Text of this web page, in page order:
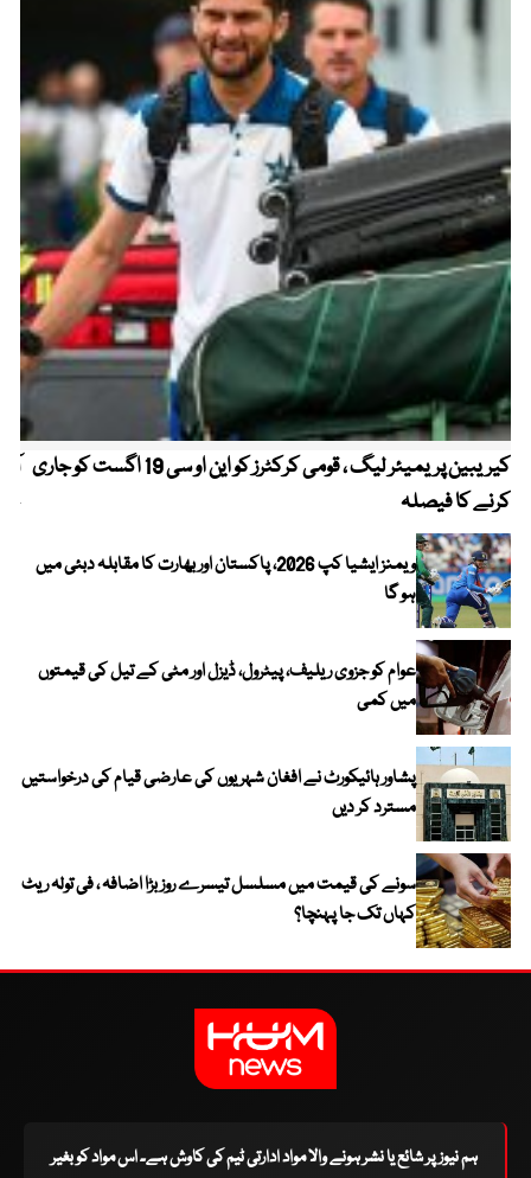
کیریبین پریمیئر لیگ ، قومی کرکٹرز کو این او سی 19 اگست کو جاری
کرنے کا فیصلہ
ویمنز ایشیا کپ 2026، پاکستان اور بھارت کا مقابلہ دبئی میں
ہو گا
عوام کو جزوی ریلیف، پیٹرول، ڈیزل اور مٹی کے تیل کی قیمتوں
میں کمی
پشاور ہائیکورٹ نے افغان شہریوں کی عارضی قیام کی درخواستیں
مسترد کر دیں
سونے کی قیمت میں مسلسل تیسرے روز بڑا اضافہ ، فی تولہ ریٹ
کہاں تک جا پہنچا؟
ہم نیوز پر شائع یا نشر ہونے والا مواد ادارتی ٹیم کی کاوش ہے۔ اس مواد کو بغیر